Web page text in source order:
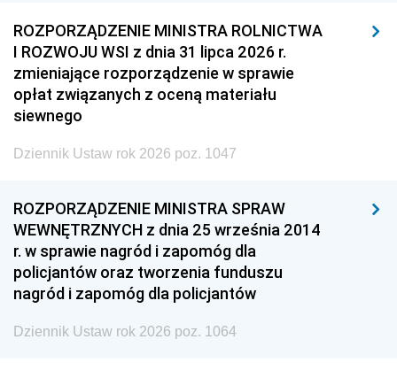
ROZPORZĄDZENIE MINISTRA ROLNICTWA
I ROZWOJU WSI z dnia 31 lipca 2026 r.
zmieniające rozporządzenie w sprawie
opłat związanych z oceną materiału
siewnego
Dziennik Ustaw rok 2026 poz. 1047
ROZPORZĄDZENIE MINISTRA SPRAW
WEWNĘTRZNYCH z dnia 25 września 2014
r. w sprawie nagród i zapomóg dla
policjantów oraz tworzenia funduszu
nagród i zapomóg dla policjantów
Dziennik Ustaw rok 2026 poz. 1064